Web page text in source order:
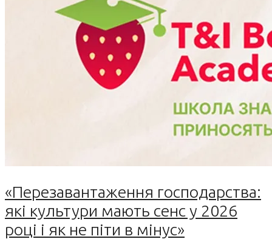
«Перезавантаження господарства:
які культури мають сенс у 2026
році і як не піти в мінус»